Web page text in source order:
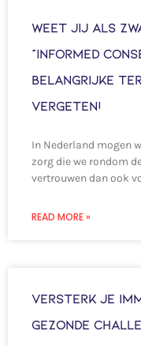
Weet jij als
“informed
belangrijke
vergeten!
In Nederland mogen
zorg die we rondom
vertrouwen dan ook
READ MORE »
Versterk je
gezonde